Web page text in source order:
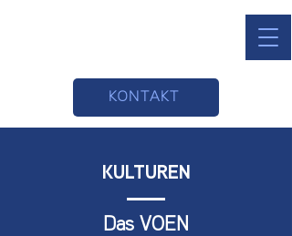
KONTAKT
KULTUREN
Das VOEN